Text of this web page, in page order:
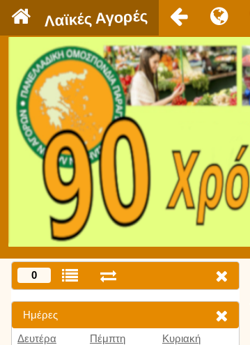
Λαϊκές Αγορές
0
Ημέρες
Δευτέρα
Πέμπτη
Κυριακή